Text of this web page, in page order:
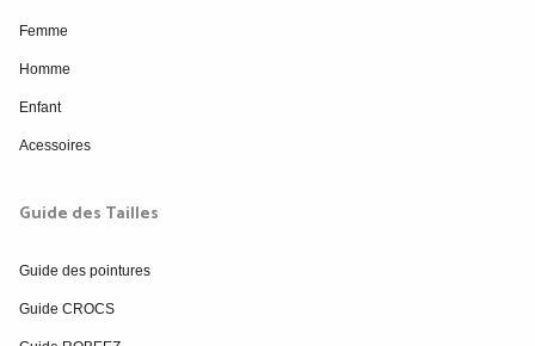
Femme
Homme
Enfant
Acessoires
Guide des Tailles
Guide des pointures
Guide CROCS